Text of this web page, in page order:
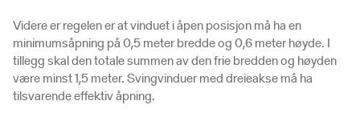
Videre er regelen er at vinduet i åpen posisjon må ha en
minimumsåpning på 0,5 meter bredde og 0,6 meter høyde. I
tillegg skal den totale summen av den frie bredden og høyden
være minst 1,5 meter. Svingvinduer med dreieakse må ha
tilsvarende effektiv åpning.